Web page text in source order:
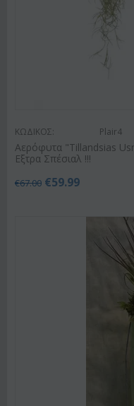
ΚΩΔΙΚΟΣ: Plair4
Αερόφυτα "Tillandsias
Εξτρα Σπέσιαλ !!!
€67.00 €59.99